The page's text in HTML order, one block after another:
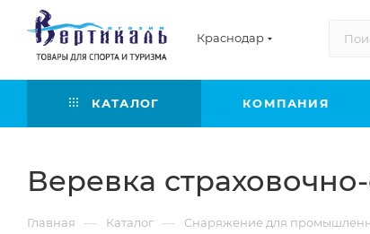
Краснодар
КАТАЛОГ КОМПАНИЯ
Веревка
Главная — Каталог — Снаряжение для